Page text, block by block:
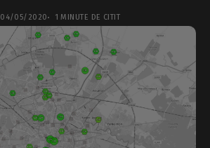
04/05/2020 1 MINUTE DE CITIT